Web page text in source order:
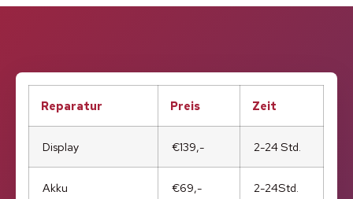
Reparatur Preis Zeit
Display €139,- 2-24 Std.
Akku €69,- 2-24Std.